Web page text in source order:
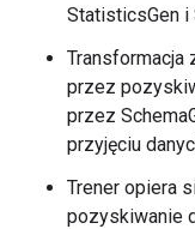
StatisticsGen i
Transformacja
przez
przez
przyjęciu
Trener opiera
pozyskiwanie